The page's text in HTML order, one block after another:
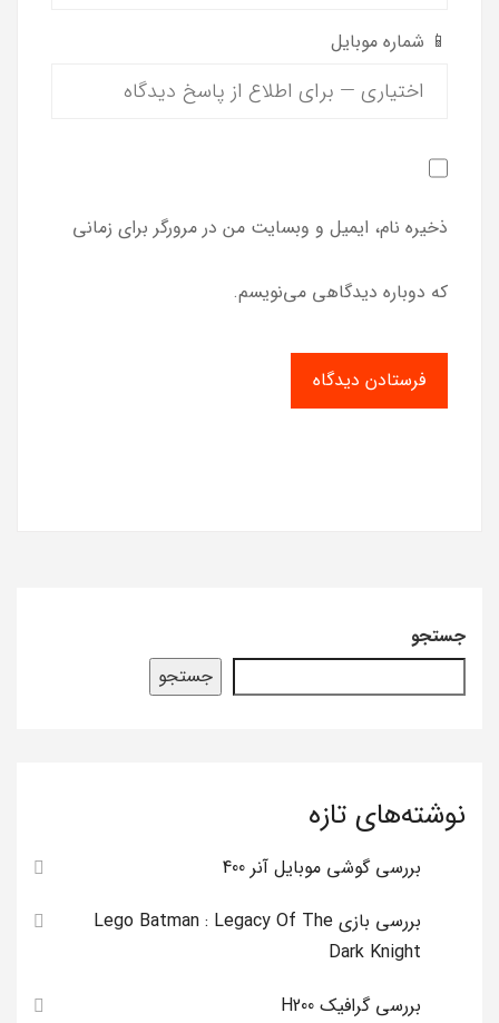
📱 شماره موبایل
ذخیره نام، ایمیل و وبسایت من در مرورگر برای زمانی
که دوباره دیدگاهی می‌نویسم.
جستجو
جستجو
نوشته‌های تازه
بررسی گوشی موبایل آنر 400
بررسی بازی Lego Batman : Legacy Of The
Dark Knight
بررسی گرافیک H200